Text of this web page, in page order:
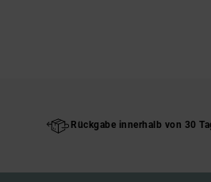
Rückgabe innerhalb von 30